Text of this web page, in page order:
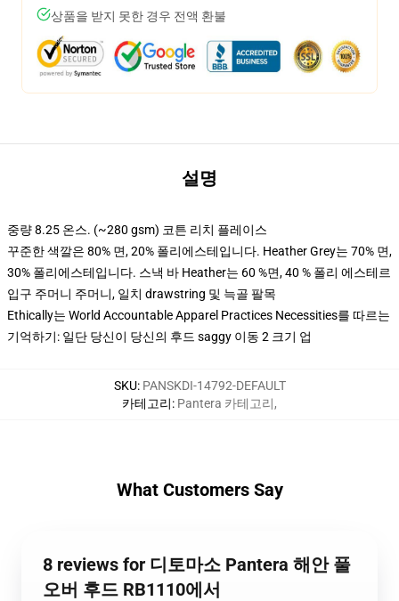
상품을 받지 못한 경우 전액 환불
설명
중량 8.25 온스. (~280 gsm) 코튼 리치 플레이스
꾸준한 색깔은 80% 면, 20% 폴리에스테입니다. Heather Grey는 70% 면,
30% 폴리에스테입니다. 스낵 바 Heather는 60 %면, 40 % 폴리 에스테르
입구 주머니 주머니, 일치 drawstring 및 늑골 팔목
Ethically는 World Accountable Apparel Practices Necessities를 따르는
기억하기: 일단 당신이 당신의 후드 saggy 이동 2 크기 업
SKU: PANSKDI-14792-DEFAULT
카테고리: Pantera 카테고리,
What Customers Say
8 reviews for 디토마소 Pantera 해안 풀
오버 후드 RB1110에서